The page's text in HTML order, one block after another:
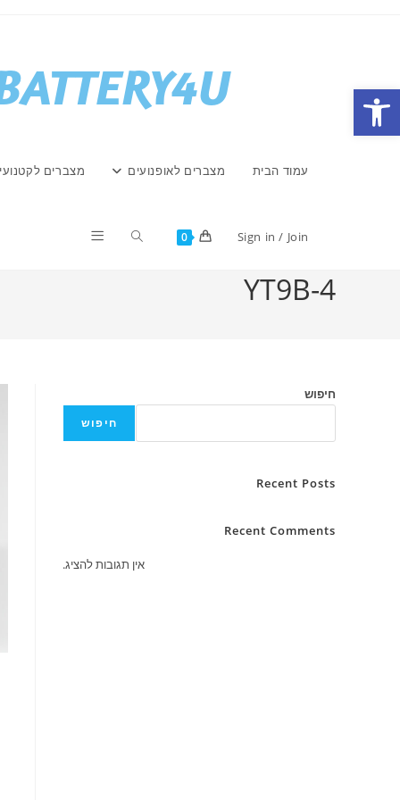
פתח סרגל נגישות
עמוד הבית מצברים לאופנועים מצברים
Sign in / Join
0
Toggle
YT9B-4
חיפוש
חיפוש
Recent Posts
Recent Comments
אין תגובות להציג.